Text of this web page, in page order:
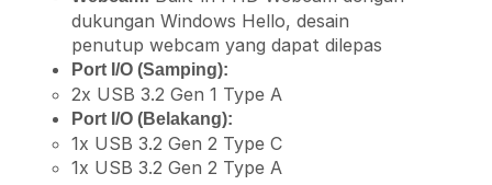
dukungan Windows Hello, desain
penutup webcam yang dapat dilepas
Port I/O (Samping):
2x USB 3.2 Gen 1 Type A
Port I/O (Belakang):
1x USB 3.2 Gen 2 Type C
1x USB 3.2 Gen 2 Type A